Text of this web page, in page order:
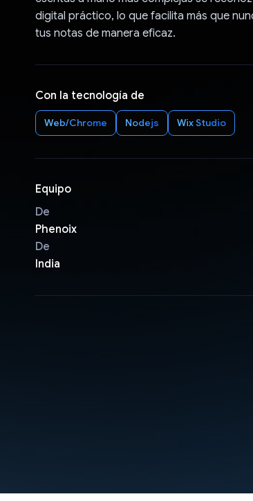
digital práctico, lo que facilita más que
tus notas de manera eficaz.
Con la tecnología de
Web/Chrome Nodejs Wix Studio
Equipo
De
Phenoix
De
India